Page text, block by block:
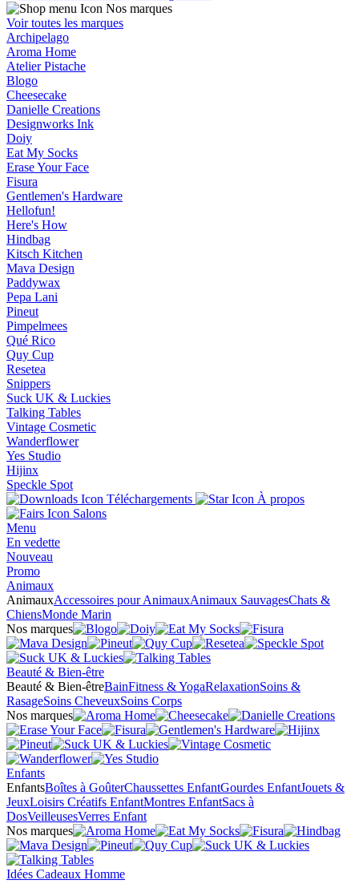
Nos marques
Voir toutes les marques
Archipelago
Aroma Home
Atelier Pistache
Blogo
Cheesecake
Danielle Creations
Designworks Ink
Doiy
Eat My Socks
Erase Your Face
Fisura
Gentlemen's Hardware
Hellofun!
Here's How
Hindbag
Kitsch Kitchen
Mava Design
Paddywax
Pepa Lani
Pineut
Pimpelmees
Qué Rico
Quy Cup
Resetea
Snippers
Suck UK & Luckies
Talking Tables
Vintage Cosmetic
Wanderflower
Yes Studio
Hijinx
Speckle Spot
Téléchargements
À propos
Salons
Menu
En vedette
Nouveau
Promo
Animaux
AnimauxAccessoires pour AnimauxAnimaux SauvagesChats &
ChiensMonde Marin
Nos marques
Beauté & Bien-être
Beauté & Bien-êtreBainFitness & YogaRelaxationSoins &
RasageSoins CheveuxSoins Corps
Nos marques
Enfants
EnfantsBoîtes à GoûterChaussettes EnfantGourdes EnfantJouets &
JeuxLoisirs Créatifs EnfantMontres EnfantSacs à
DosVeilleusesVerres Enfant
Nos marques
Idées Cadeaux Homme